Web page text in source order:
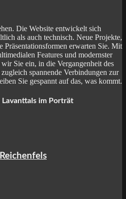
Die Website entwickelt sich
als auch technisch. Neue Projekte,
Präsentationsformen erwarten Sie. Mit
Features und modernster
Sie ein, in die Vergangenheit des
spannende Verbindungen zur
Sie gespannt auf das, was kommt.
Lavanttals im Porträt